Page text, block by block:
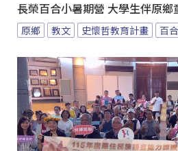
長榮百合小暑期營 大學生伴原鄉
原鄉 教文 史懷哲教育計畫 百